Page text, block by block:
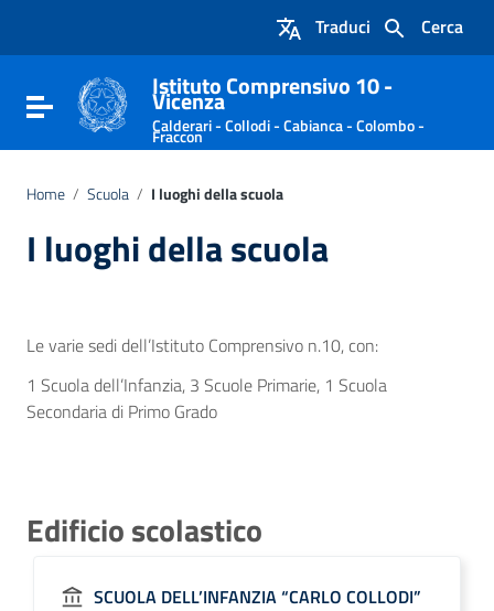
Vai al footer
Cerca
Traduci
Attiva / disattiva la navigazione
Istituto Comprensivo 10 -
Vicenza
Calderari - Collodi - Cabianca - Colombo -
Fraccon
Home / Scuola / I luoghi della scuola
I luoghi della scuola
Le varie sedi dell’Istituto Comprensivo n.10, con:
1 Scuola dell’Infanzia, 3 Scuole Primarie, 1 Scuola
Secondaria di Primo Grado
Edificio scolastico
SCUOLA DELL’INFANZIA “CARLO COLLODI”